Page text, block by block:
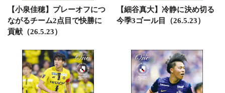
【小泉佳穂】プレーオフにつ
ながるチーム2点目で快勝に
貢献（26.5.23）
【細谷真大】冷静に決め切る
今季3ゴール目（26.5.23）